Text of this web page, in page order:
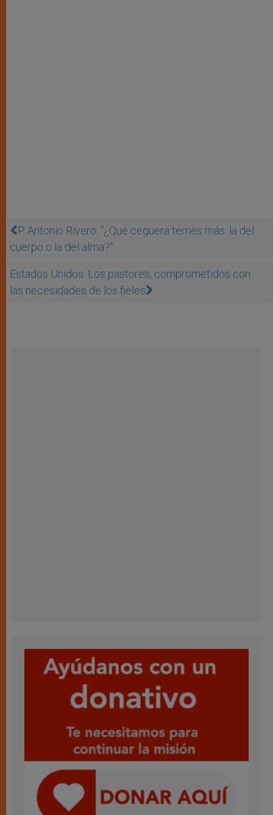
P. Antonio Rivero: “¿Qué ceguera temes más: la del
cuerpo o la del alma?”
Estados Unidos: Los pastores, comprometidos con
las necesidades de los fieles